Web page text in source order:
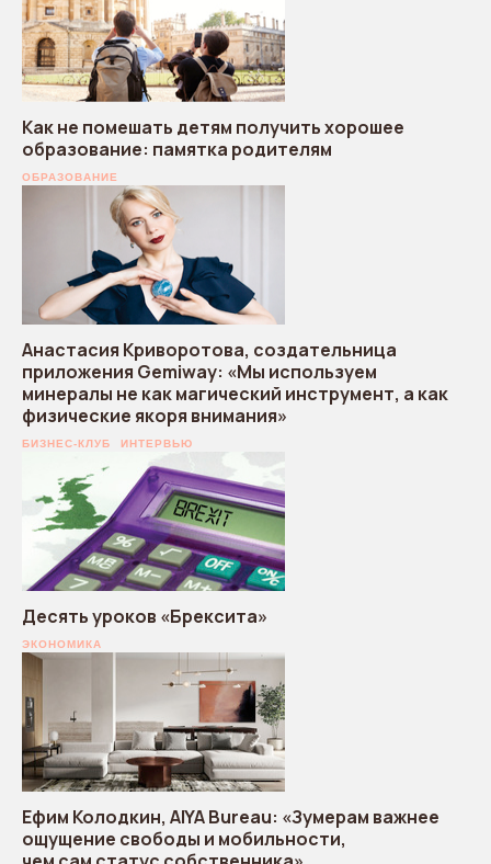
Как не помешать детям получить хорошее
образование: памятка родителям
ОБРАЗОВАНИЕ
Анастасия Криворотова, создательница
приложения Gemiway: «Мы используем
минералы не как магический инструмент, а как
физические якоря внимания»
БИЗНЕС-КЛУБ ИНТЕРВЬЮ
Десять уроков «Брексита»
ЭКОНОМИКА
Ефим Колодкин, AIYA Bureau: «Зумерам важнее
ощущение свободы и мобильности,